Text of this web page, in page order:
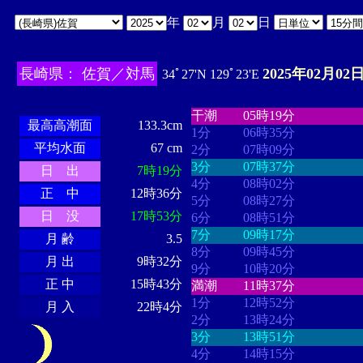
年 月 日
長崎県： 佐賀／対馬 34ﾟ27'N 129ﾟ23'E 2025年02月02
最高高潮面
133.3cm
平均水面
67 cm
日 出
7時19分
正 中
12時36分
日 没
17時53分
月 齢
3.5
月 出
9時32分
正 中
15時43分
月 入
22時4分
干潮
05時19分
1分
06時35分
2分
07時09分
3分
07時37分
4分
08時02分
5分
08時27分
6分
08時51分
7分
09時17分
8分
09時45分
9分
10時20分
満潮
11時37分
1分
12時52分
2分
13時24分
3分
13時51分
4分
14時15分